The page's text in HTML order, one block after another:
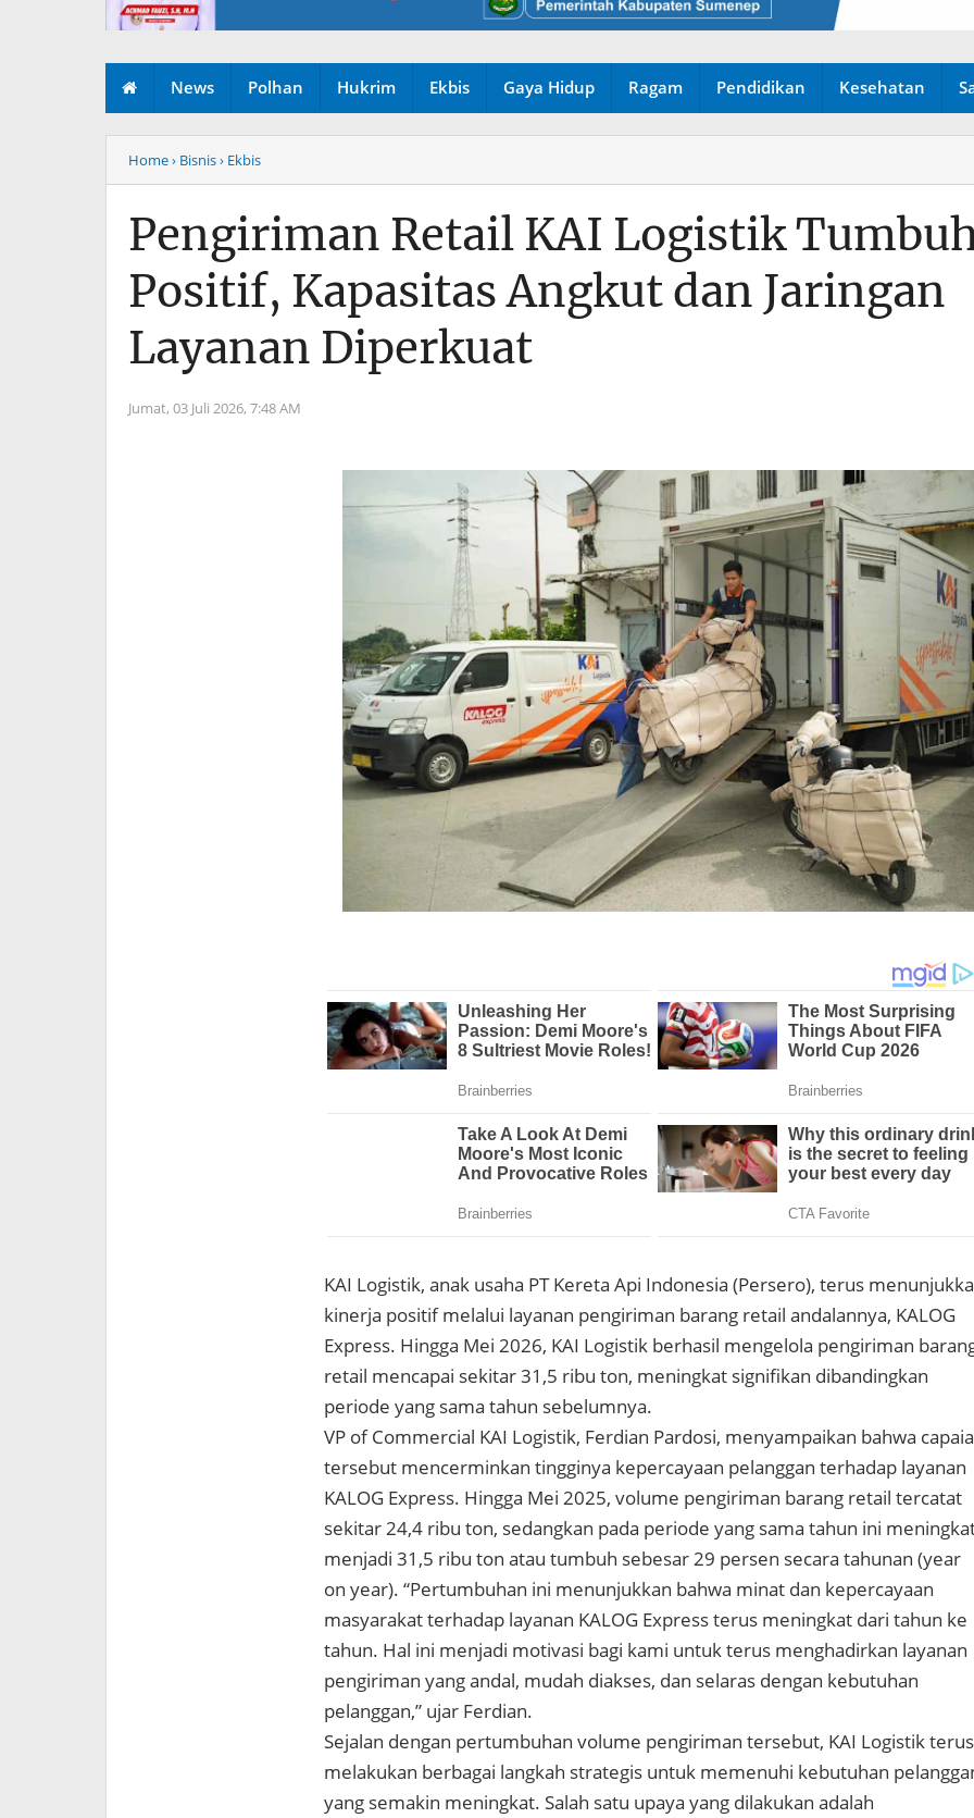
News Polhan Hukrim Ekbis Gaya Hidup Ragam Pendidikan Kesehatan
Home› Bisnis› Ekbis
Pengiriman Retail KAI Logistik
Positif, Kapasitas Angkut dan Jaringan
Layanan Diperkuat
Jumat, 03 Juli 2026, 7:48 AM
KAI Logistik, anak usaha PT Kereta Api Indonesia (Persero), terus
kinerja positif melalui layanan pengiriman barang retail andalannya, KALOG
Express. Hingga Mei 2026, KAI Logistik berhasil mengelola pengiriman
retail mencapai sekitar 31,5 ribu ton, meningkat signifikan dibandingkan
periode yang sama tahun sebelumnya.
VP of Commercial KAI Logistik, Ferdian Pardosi, menyampaikan bahwa
tersebut mencerminkan tingginya kepercayaan pelanggan terhadap layanan
KALOG Express. Hingga Mei 2025, volume pengiriman barang retail tercatat
sekitar 24,4 ribu ton, sedangkan pada periode yang sama tahun ini
menjadi 31,5 ribu ton atau tumbuh sebesar 29 persen secara tahunan (year
on year). “Pertumbuhan ini menunjukkan bahwa minat dan kepercayaan
masyarakat terhadap layanan KALOG Express terus meningkat dari tahun ke
tahun. Hal ini menjadi motivasi bagi kami untuk terus menghadirkan layanan
pengiriman yang andal, mudah diakses, dan selaras dengan kebutuhan
pelanggan,” ujar Ferdian.
Sejalan dengan pertumbuhan volume pengiriman tersebut, KAI Logistik terus
melakukan berbagai langkah strategis untuk memenuhi kebutuhan
yang semakin meningkat. Salah satu upaya yang dilakukan adalah